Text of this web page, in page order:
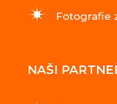
Fotografie
NAŠI